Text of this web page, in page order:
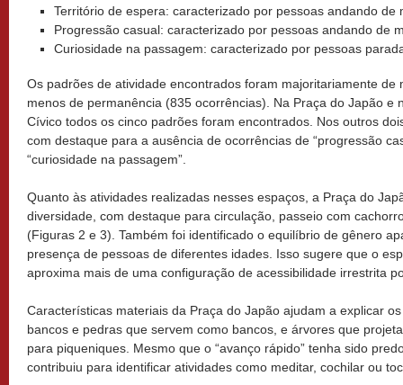
Território de espera: caracterizado por pessoas andando de
Progressão casual: caracterizado por pessoas andando de
Curiosidade na passagem: caracterizado por pessoas
Os padrões de atividade encontrados foram majoritariamente de
menos de permanência (835 ocorrências). Na Praça do Japão e
Cívico todos os cinco padrões foram encontrados. Nos outros
com destaque para a ausência de ocorrências de “progressão
“curiosidade na passagem”.
Quanto às atividades realizadas nesses espaços, a Praça do
diversidade, com destaque para circulação, passeio com
(Figuras 2 e 3). Também foi identificado o equilíbrio de gênero
presença de pessoas de diferentes idades. Isso sugere que o
aproxima mais de uma configuração de acessibilidade irrestrita
Características materiais da Praça do Japão ajudam a explicar
bancos e pedras que servem como bancos, e árvores que
para piqueniques. Mesmo que o “avanço rápido” tenha sido
contribuiu para identificar atividades como meditar, cochilar ou